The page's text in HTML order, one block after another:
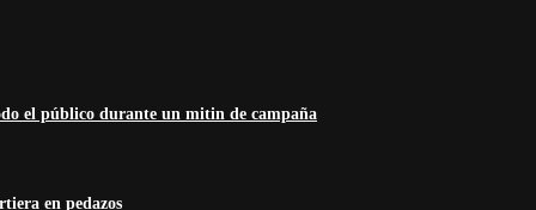
el público durante un mitin de campaña
en pedazos